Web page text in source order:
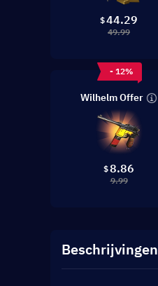
$44.29
49.99
- 12%
Wilhelm Offer
$8.86
9.99
Beschrijvingen